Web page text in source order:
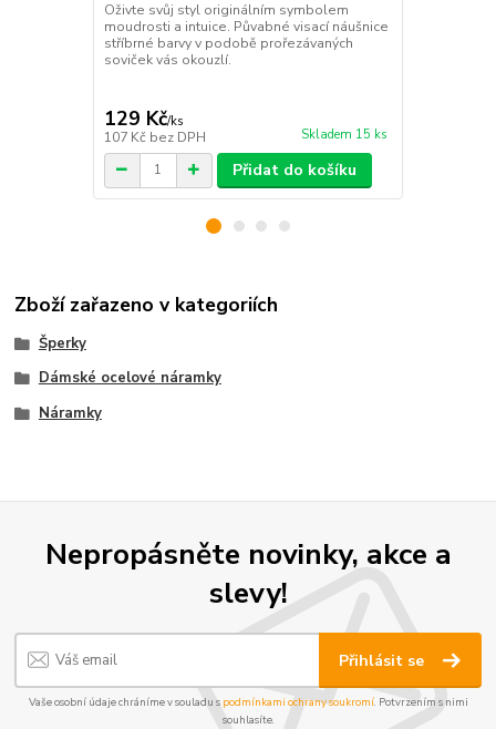
Oživte svůj styl originálním symbolem
moudrosti a intuice. Půvabné visací náušnice
stříbrné barvy v podobě prořezávaných
soviček vás okouzlí.
129 Kč/ks
107 Kč bez DPH Skladem 15 ks
Přidat do košíku
Zboží zařazeno v kategoriích
Šperky
Dámské ocelové náramky
Náramky
Nepropásněte novinky, akce a
slevy!
Přihlásit se
Vaše osobní údaje chráníme v souladu s podmínkami ochrany soukromí. Potvrzením s nimi
souhlasíte.